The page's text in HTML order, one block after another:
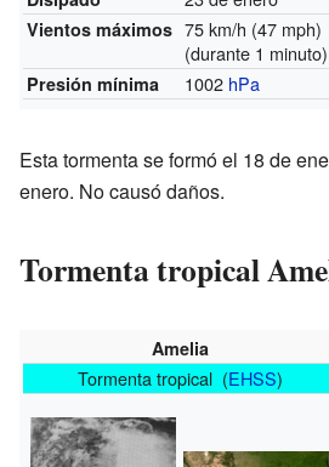
Vientos máximos 75 km/h (47 mph)
(durante 1 minuto)
Presión mínima 1002 hPa
Esta tormenta se formó el 18 de
enero. No causó daños.
Tormenta tropical
Amelia
Tormenta tropical (EHSS)